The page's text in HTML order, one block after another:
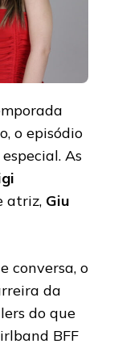
o episódio
As
atriz, Giu
conversa, o
da
do que
BFF